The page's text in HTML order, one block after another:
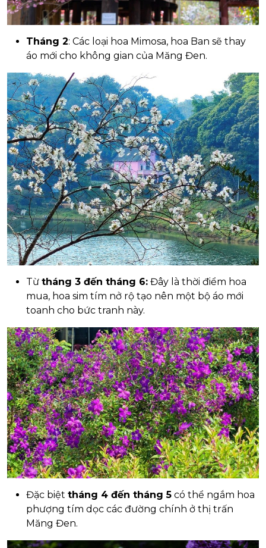
Tháng 2: Các loại hoa Mimosa, hoa Ban sẽ thay
áo mới cho không gian của Măng Đen.
Từ tháng 3 đến tháng 6: Đây là thời điểm hoa
mua, hoa sim tím nở rộ tạo nên một bộ áo mới
toanh cho bức tranh này.
Đặc biệt tháng 4 đến tháng 5 có thể ngắm hoa
phượng tím dọc các đường chính ở thị trấn
Măng Đen.